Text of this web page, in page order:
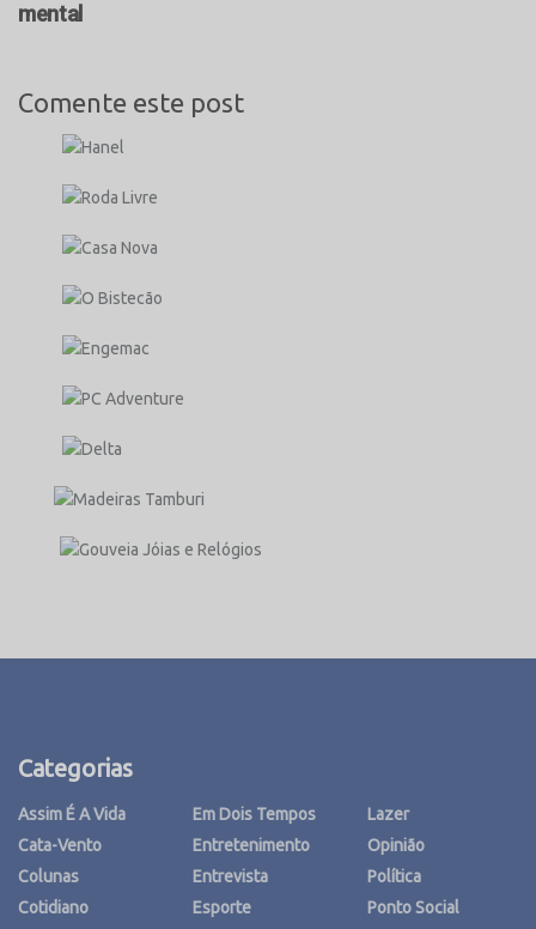
mental
Comente este post
Categorias
Assim É A Vida
Cata-Vento
Colunas
Cotidiano
Em Dois Tempos
Entretenimento
Entrevista
Esporte
Lazer
Opinião
Política
Ponto Social